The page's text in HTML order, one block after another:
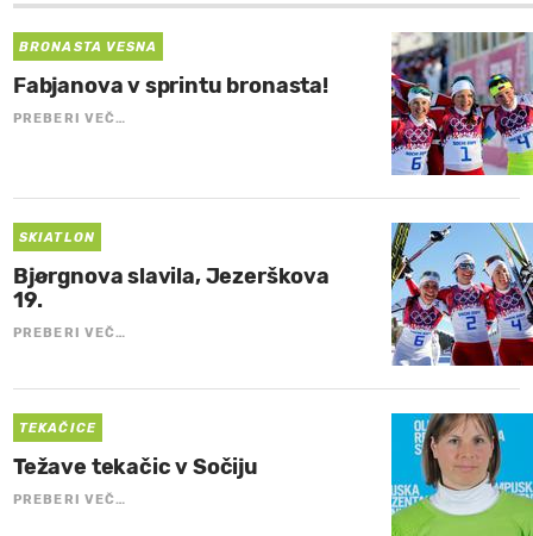
BRONASTA VESNA
Fabjanova v sprintu bronasta!
PREBERI VEČ…
SKIATLON
Bjørgnova slavila, Jezerškova
19.
PREBERI VEČ…
TEKAČICE
Težave tekačic v Sočiju
PREBERI VEČ…